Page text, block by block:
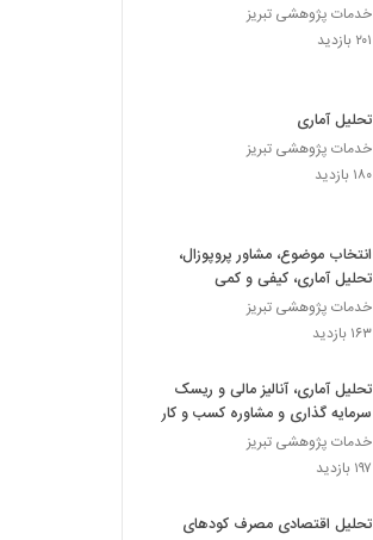
خدمات پژوهشی تبریز
۲۰۱ بازدید
تحلیل آماری
خدمات پژوهشی تبریز
۱۸۰ بازدید
انتخاب موضوع، مشاور پروپوزال،
تحلیل آماری، کیفی و کمی
خدمات پژوهشی تبریز
۱۶۳ بازدید
تحلیل آماری، آنالیز مالی و ریسک
سرمایه گذاری و مشاوره کسب و کار
خدمات پژوهشی تبریز
۱۹۷ بازدید
تحلیل اقتصادی مصرف کودهای